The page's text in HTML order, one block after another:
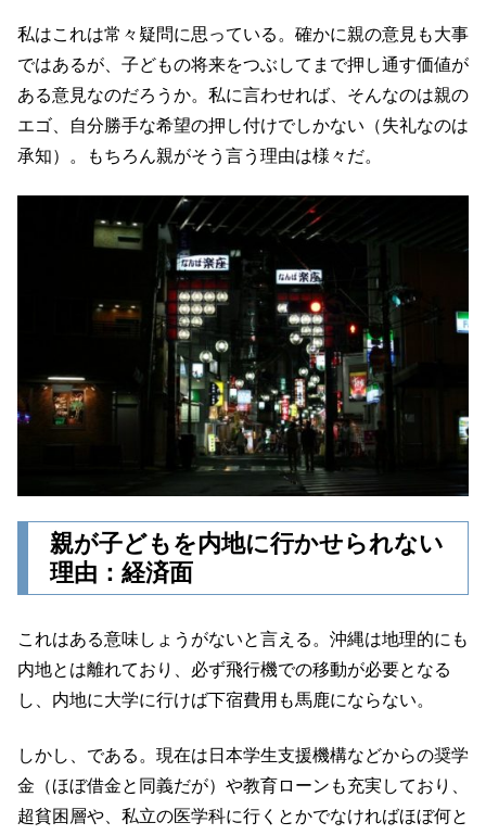
私はこれは常々疑問に思っている。確かに親の意見も大事
ではあるが、子どもの将来をつぶしてまで押し通す価値が
ある意見なのだろうか。私に言わせれば、そんなのは親の
エゴ、自分勝手な希望の押し付けでしかない（失礼なのは
承知）。もちろん親がそう言う理由は様々だ。
親が子どもを内地に行かせられない
理由：経済面
これはある意味しょうがないと言える。沖縄は地理的にも
内地とは離れており、必ず飛行機での移動が必要となる
し、内地に大学に行けば下宿費用も馬鹿にならない。
しかし、である。現在は日本学生支援機構などからの奨学
金（ほぼ借金と同義だが）や教育ローンも充実しており、
超貧困層や、私立の医学科に行くとかでなければほぼ何と